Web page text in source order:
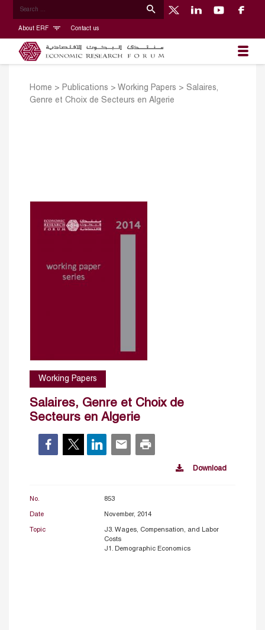
About ERF Contact us
Home > Publications > Working Papers > Salaires,
Genre et Choix de Secteurs en Algerie
Working Papers
Salaires, Genre et Choix de
Secteurs en Algerie
Download
No. 853
Date November, 2014
Topic
J3. Wages, Compensation, and Labor
Costs
J1. Demographic Economics